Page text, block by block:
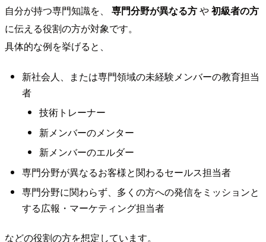
自分が持つ専門知識を、 専門分野が異なる方や初級者の方
に伝える役割の方が対象です。
具体的な例を挙げると、
新社会人、または専門領域の未経験メンバーの教育担当
者
技術トレーナー
新メンバーのメンター
新メンバーのエルダー
専門分野が異なるお客様と関わるセールス担当者
専門分野に関わらず、多くの方への発信をミッションと
する広報・マーケティング担当者
などの役割の方を想定しています。